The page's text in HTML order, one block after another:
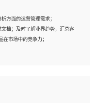
，熟练进行图像处理；
原理，能熟练使用神经网络算法
和整型化方法；
方面的运营管理需求；
档；及时了解业界趋势，汇总客
市场中的竞争力；